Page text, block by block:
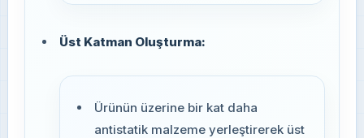
Üst Katman Oluşturma:
Ürünün üzerine bir kat daha
antistatik malzeme yerleştirerek üst